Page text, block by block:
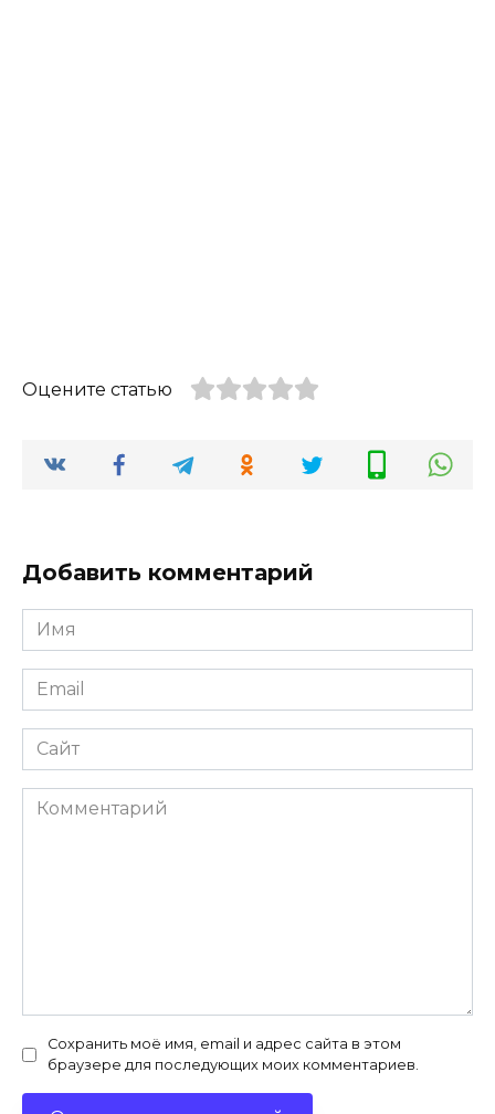
Оцените статью
Добавить комментарий
Имя
*
Email
*
Сайт
Комментарий
Сохранить моё имя, email и адрес сайта в этом
браузере для последующих моих комментариев.